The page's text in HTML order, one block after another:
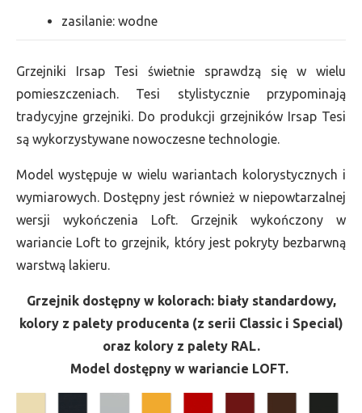
zasilanie: wodne
Grzejniki Irsap Tesi świetnie sprawdzą się w wielu
pomieszczeniach. Tesi stylistycznie przypominają
tradycyjne grzejniki. Do produkcji grzejników Irsap Tesi
są wykorzystywane nowoczesne technologie.
Model występuje w wielu wariantach kolorystycznych i
wymiarowych. Dostępny jest również w niepowtarzalnej
wersji wykończenia Loft. Grzejnik wykończony w
wariancie Loft to grzejnik, który jest pokryty bezbarwną
warstwą lakieru.
Grzejnik dostępny w kolorach: biały standardowy,
kolory z palety producenta (z serii Classic i Special)
oraz kolory z palety RAL.
Model dostępny w wariancie LOFT.